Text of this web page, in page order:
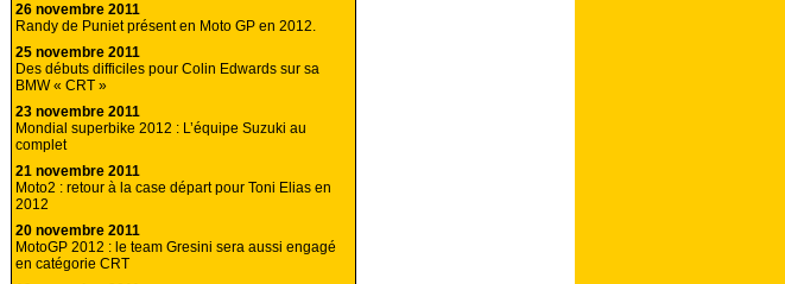
26 novembre 2011
Randy de Puniet présent en Moto GP en 2012.
25 novembre 2011
Des débuts difficiles pour Colin Edwards sur sa
BMW « CRT »
23 novembre 2011
Mondial superbike 2012 : L’équipe Suzuki au
complet
21 novembre 2011
Moto2 : retour à la case départ pour Toni Elias en
2012
20 novembre 2011
MotoGP 2012 : le team Gresini sera aussi engagé
en catégorie CRT